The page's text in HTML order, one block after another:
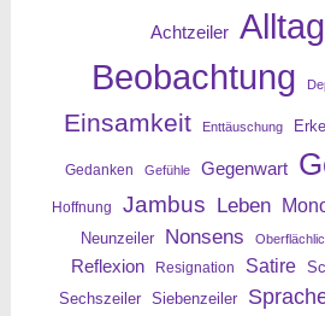
Achtzeiler Alltag
Beobachtung
Einsamkeit Enttäuschung
Gedanken Gefühle Gegenwart
Hoffnung Jambus Leben
Neunzeiler Nonsens
Reflexion
Resignation Satire
Sechszeiler Siebenzeiler